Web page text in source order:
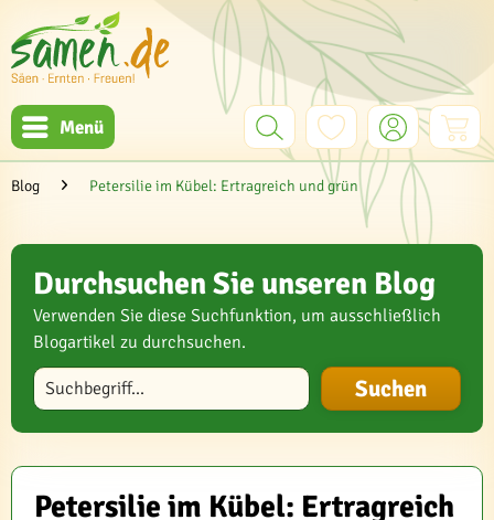
Menü
Blog Petersilie im Kübel: Ertragreich und grün
Durchsuchen Sie unseren Blog
Verwenden Sie diese Suchfunktion, um ausschließlich
Blogartikel zu durchsuchen.
Blog durchsuchen
Petersilie im Kübel: Ertragreich